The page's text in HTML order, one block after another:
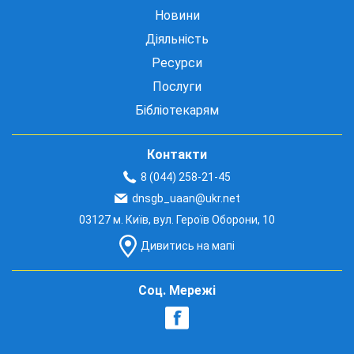
Новини
Діяльність
Ресурси
Послуги
Бібліотекарям
Контакти
8 (044) 258-21-45
dnsgb_uaan@ukr.net
03127 м. Київ, вул. Героїв Оборони, 10
Дивитись на мапі
Соц. Мережі